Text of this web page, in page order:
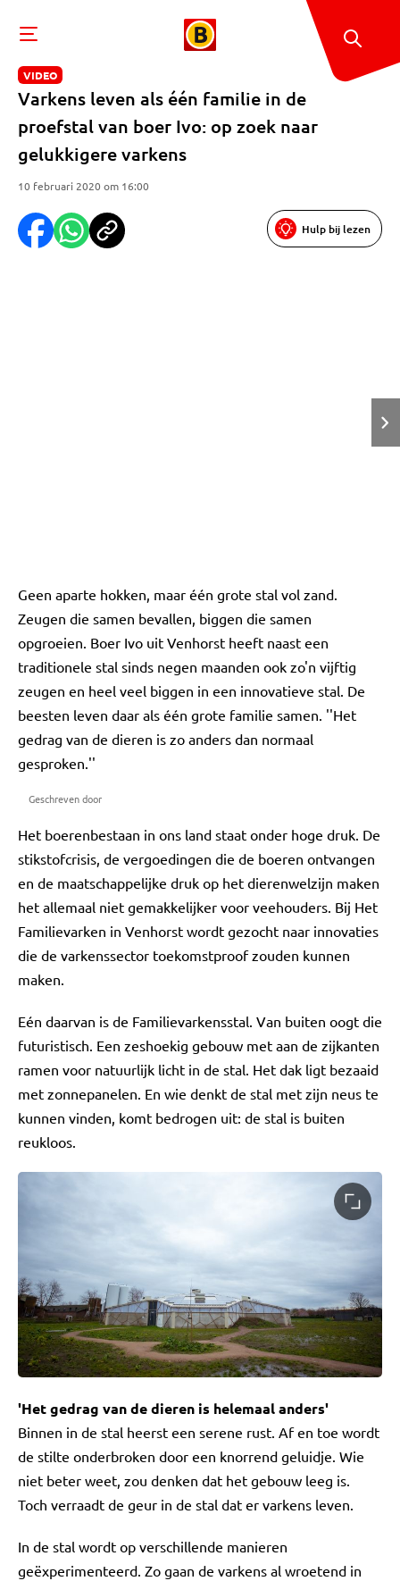
VIDEO
Varkens leven als één familie in de
proefstal van boer Ivo: op zoek naar
gelukkigere varkens
10 februari 2020 om 16:00
Hulp bij lezen
Geen aparte hokken, maar één grote stal vol zand.
Zeugen die samen bevallen, biggen die samen
opgroeien. Boer Ivo uit Venhorst heeft naast een
traditionele stal sinds negen maanden ook zo'n vijftig
zeugen en heel veel biggen in een innovatieve stal. De
beesten leven daar als één grote familie samen. ''Het
gedrag van de dieren is zo anders dan normaal
gesproken.''
Geschreven door
Het boerenbestaan in ons land staat onder hoge druk. De
stikstofcrisis, de vergoedingen die de boeren ontvangen
en de maatschappelijke druk op het dierenwelzijn maken
het allemaal niet gemakkelijker voor veehouders. Bij Het
Familievarken in Venhorst wordt gezocht naar innovaties
die de varkenssector toekomstproof zouden kunnen
maken.
Eén daarvan is de Familievarkensstal. Van buiten oogt die
futuristisch. Een zeshoekig gebouw met aan de zijkanten
ramen voor natuurlijk licht in de stal. Het dak ligt bezaaid
met zonnepanelen. En wie denkt de stal met zijn neus te
kunnen vinden, komt bedrogen uit: de stal is buiten
reukloos.
'Het gedrag van de dieren is helemaal anders'
Binnen in de stal heerst een serene rust. Af en toe wordt
de stilte onderbroken door een knorrend geluidje. Wie
niet beter weet, zou denken dat het gebouw leeg is.
Toch verraadt de geur in de stal dat er varkens leven.
In de stal wordt op verschillende manieren
geëxperimenteerd. Zo gaan de varkens al wroetend in